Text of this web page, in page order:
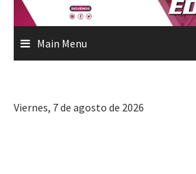
Main Menu
Viernes, 7 de agosto de 2026